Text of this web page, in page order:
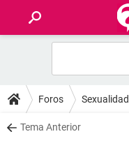
FOROS
SALUD
Foros Sexualidad
Tema Anterior